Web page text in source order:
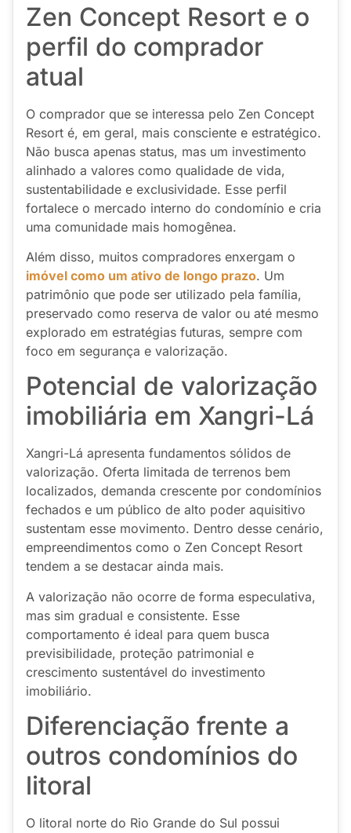
Zen Concept Resort e o
perfil do comprador
atual
O comprador que se interessa pelo Zen Concept
Resort é, em geral, mais consciente e estratégico.
Não busca apenas status, mas um investimento
alinhado a valores como qualidade de vida,
sustentabilidade e exclusividade. Esse perfil
fortalece o mercado interno do condomínio e cria
uma comunidade mais homogênea.
Além disso, muitos compradores enxergam o
imóvel como um ativo de longo prazo. Um
patrimônio que pode ser utilizado pela família,
preservado como reserva de valor ou até mesmo
explorado em estratégias futuras, sempre com
foco em segurança e valorização.
Potencial de valorização
imobiliária em Xangri-Lá
Xangri-Lá apresenta fundamentos sólidos de
valorização. Oferta limitada de terrenos bem
localizados, demanda crescente por condomínios
fechados e um público de alto poder aquisitivo
sustentam esse movimento. Dentro desse cenário,
empreendimentos como o Zen Concept Resort
tendem a se destacar ainda mais.
A valorização não ocorre de forma especulativa,
mas sim gradual e consistente. Esse
comportamento é ideal para quem busca
previsibilidade, proteção patrimonial e
crescimento sustentável do investimento
imobiliário.
Diferenciação frente a
outros condomínios do
litoral
O litoral norte do Rio Grande do Sul possui